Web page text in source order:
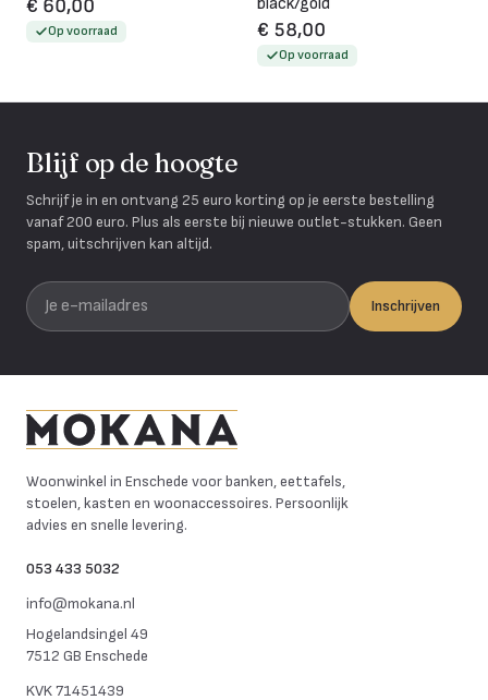
€ 60,00
Op voorraad
black/gold
€ 58,00
Op voorraad
Blijf op de hoogte
Schrijf je in en ontvang 25 euro korting op je eerste bestelling
vanaf 200 euro. Plus als eerste bij nieuwe outlet-stukken. Geen
spam, uitschrijven kan altijd.
Je e-mailadres
Inschrijven
Woonwinkel in Enschede voor banken, eettafels,
stoelen, kasten en woonaccessoires. Persoonlijk
advies en snelle levering.
053 433 5032
info@mokana.nl
Hogelandsingel 49
7512 GB Enschede
KVK71451439